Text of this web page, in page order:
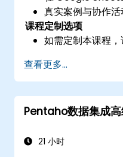
真实案例与协作活
课程定制选项
如需定制本课程，
查看更多...
Pentaho数据集成
21 小时